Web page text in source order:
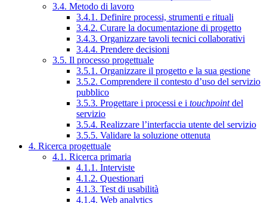
3.4. Metodo di lavoro
3.4.1. Definire processi, strumenti e rituali
3.4.2. Curare la documentazione di progetto
3.4.3. Organizzare tavoli tecnici collaborativi
3.4.4. Prendere decisioni
3.5. Il processo progettuale
3.5.1. Organizzare il progetto e la sua gestione
3.5.2. Comprendere il contesto d’uso del servizio
pubblico
3.5.3. Progettare i processi e i touchpointdel
servizio
3.5.4. Realizzare l’interfaccia utente del servizio
3.5.5. Validare la soluzione ottenuta
4. Ricerca progettuale
4.1. Ricerca primaria
4.1.1. Interviste
4.1.2. Questionari
4.1.3. Test di usabilità
4.1.4. Web analytics